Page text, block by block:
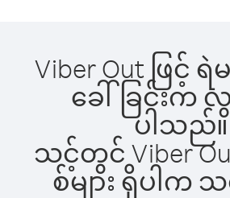
Viber Out ဖြင့်
ခေါ်ခြင်း
ပါသည်။
သင့်တွင် Viber
စ်များ ရှိပါက